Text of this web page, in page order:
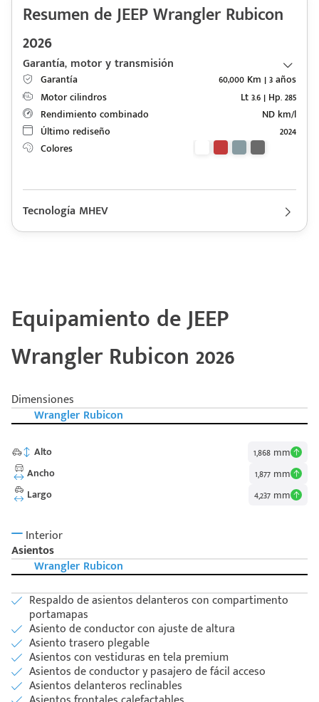
Resumen de JEEP Wrangler Rubicon
2026
Garantía, motor y transmisión
Garantía
60,000 Km | 3 años
Motor cilindros
Lt 3.6 | Hp. 285
Rendimiento combinado
ND km/l
Último rediseño
2024
Colores
Tecnología MHEV
Descripción de funcionamiento motorización JEEP Wrangler
Equipamiento de JEEP
Wrangler Rubicon 2026
Dimensiones
Wrangler Rubicon
Alto
1,868 mm
Ancho
1,877 mm
Largo
4,237 mm
Interior
Asientos
Wrangler Rubicon
Respaldo de asientos delanteros con compartimento
portamapas
Asiento de conductor con ajuste de altura
Asiento trasero plegable
Asientos con vestiduras en tela premium
Asientos de conductor y pasajero de fácil acceso
Asientos delanteros reclinables